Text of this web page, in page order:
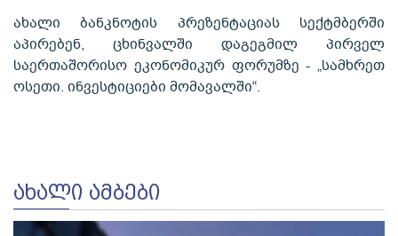
ახალი ბანკნოტის პრეზენტაციას სექტმბერში
აპირებენ, ცხინვალში დაგეგმილ პირველ
საერთაშორისო ეკონომიკურ ფორუმზე - „სამხრეთ
ოსეთი. ინვესტიციები მომავალში“.
ᲐᲮᲐᲚᲘ ᲐᲛᲑᲔᲑᲘ